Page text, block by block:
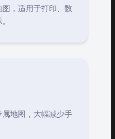
，适用于打印、数
地图，大幅减少手